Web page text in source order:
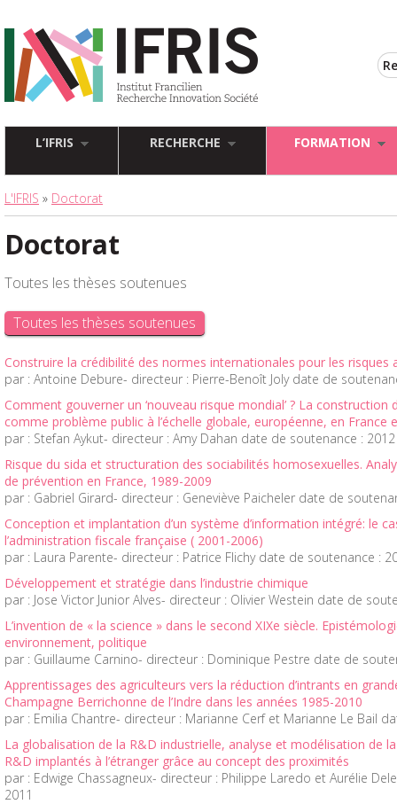
L’IFRIS RECHERCHE FORMATION
L'IFRIS » Doctorat
Doctorat
Toutes les thèses soutenues
Toutes les thèses soutenues
Construire la crédibilité des normes internationales pour les risques
par : Antoine Debure- directeur : Pierre-Benoît Joly date de
Comment gouverner un ‘nouveau risque mondial’ ? La
comme problème public à l’échelle globale, européenne, en France
par : Stefan Aykut- directeur : Amy Dahan date de soutenance : 2012
Risque du sida et structuration des sociabilités homosexuelles.
de prévention en France, 1989-2009
par : Gabriel Girard- directeur : Geneviève Paicheler date de
Conception et implantation d’un système d’information intégré: le
l’administration fiscale française ( 2001-2006)
par : Laura Parente- directeur : Patrice Flichy date de soutenance :
Développement et stratégie dans l’industrie chimique
par : Jose Victor Junior Alves- directeur : Olivier Westein date de
L’invention de « la science » dans le second XIXe siècle.
environnement, politique
par : Guillaume Carnino- directeur : Dominique Pestre date de
Apprentissages des agriculteurs vers la réduction d’intrants en
Champagne Berrichonne de l’Indre dans les années 1985-2010
par : Emilia Chantre- directeur : Marianne Cerf et Marianne Le Bail
La globalisation de la R&D industrielle, analyse et modélisation de
R&D implantés à l’étranger grâce au concept des proximités
par : Edwige Chassagneux- directeur : Philippe Laredo et Aurélie
2011